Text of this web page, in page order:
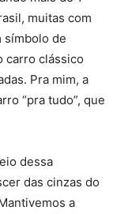
muitas com
símbolo de
carro clássico
Pra mim, a
“pra tudo”, que
dessa
das cinzas do
a